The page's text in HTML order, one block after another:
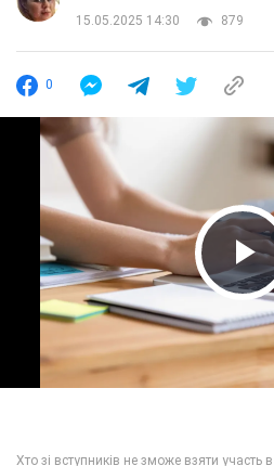
15.05.2025 14:30 879
0